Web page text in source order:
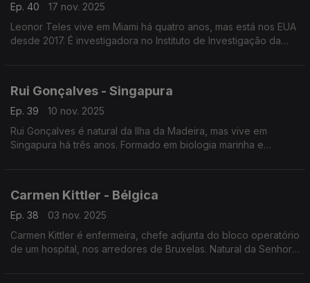
Ep. 40
17 nov. 2025
Leonor Teles vive em Miami há quatro anos, mas está nos EUA
desde 2017. É investigadora no Instituto de Investigação da
Rui Gonçalves - Singapura
Ep. 39
10 nov. 2025
Rui Gonçalves é natural da Ilha da Madeira, mas vive em
Singapura há três anos. Formado em biologia marinha e
Carmen Kittler - Bélgica
Ep. 38
03 nov. 2025
Carmen Kittler é enfermeira, chefe adjunta do bloco operatório
de um hospital, nos arredores de Bruxelas. Natural da Senhora